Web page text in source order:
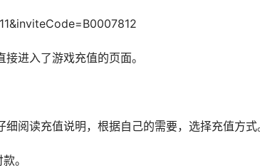
进入了游戏充值的页面。
阅读充值说明，根据自己的需要，选择充值方式
。